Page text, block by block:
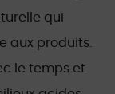
qui
aux produits.
le temps et